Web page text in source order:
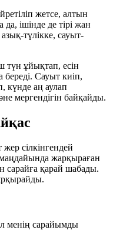
жетсе, алтын
ішінде де тірі жан
түлікке, сауыт-
ұйықтап, есін
Сауыт киіп,
күнде аң аулап
мергендігін байқайды.
сілкінгендей
маңдайында жарқыраған
сарайға қарай шабады.
менің сарайымды